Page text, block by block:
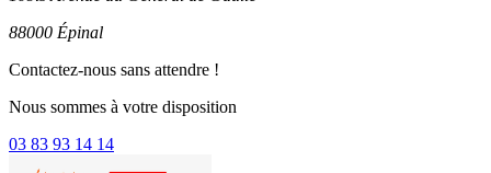
88000 Épinal
Contactez-nous sans attendre !
Nous sommes à votre disposition
03 83 93 14 14